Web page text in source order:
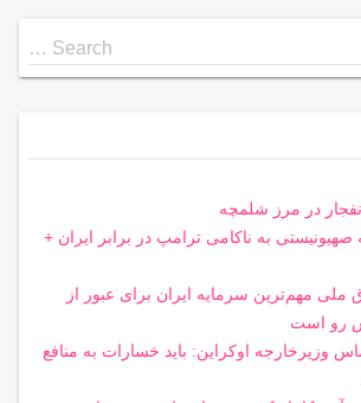
Search …
در مرز شلمچه
به ناکامی ترامپ در برابر ایران +
ملی مهم‌ترین سرمایه ایران برای عبور از
رو است
وزیرخارجه اوکراین: باید خسارات به منافع